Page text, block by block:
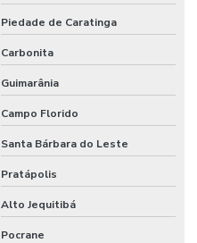
Piedade de Caratinga
Carbonita
Guimarânia
Campo Florido
Santa Bárbara do Leste
Pratápolis
Alto Jequitibá
Pocrane